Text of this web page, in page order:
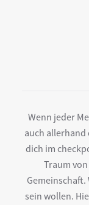
Wenn jeder
auch allerhand
dich im
Traum
sein wollen.